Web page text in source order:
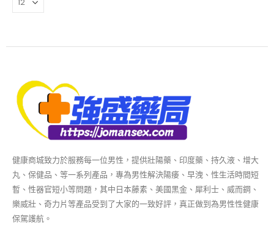
健康商城致力於服務每一位男性，提供壯陽藥、印度藥、持久液、增大
丸、保健品、等一系列產品，專為男性解決陽痿、早洩、性生活時間短
暫、性器官短小等問題，其中日本藤素、美國黑金、犀利士、威而鋼、
樂威壯、奇力片等產品受到了大家的一致好評，真正做到為男性性健康
保駕護航。